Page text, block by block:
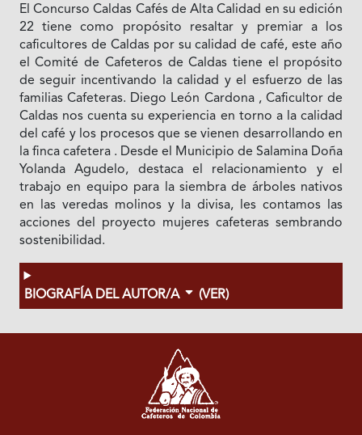
El Concurso Caldas Cafés de Alta Calidad en su edición
22 tiene como propósito resaltar y premiar a los
caficultores de Caldas por su calidad de café, este año
el Comité de Cafeteros de Caldas tiene el propósito
de seguir incentivando la calidad y el esfuerzo de las
familias Cafeteras. Diego León Cardona , Caficultor de
Caldas nos cuenta su experiencia en torno a la calidad
del café y los procesos que se vienen desarrollando en
la finca cafetera . Desde el Municipio de Salamina Doña
Yolanda Agudelo, destaca el relacionamiento y el
trabajo en equipo para la siembra de árboles nativos
en las veredas molinos y la divisa, les contamos las
acciones del proyecto mujeres cafeteras sembrando
sostenibilidad.
BIOGRAFÍA DEL AUTOR/A (VER)